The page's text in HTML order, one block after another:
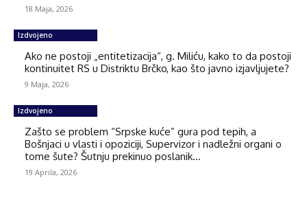
18 Maja, 2026
Izdvojeno
Ako ne postoji „entitetizacija“, g. Miliću, kako to da postoji
kontinuitet RS u Distriktu Brčko, kao što javno izjavljujete?
9 Maja, 2026
Izdvojeno
Zašto se problem “Srpske kuće” gura pod tepih, a
Bošnjaci u vlasti i opoziciji, Supervizor i nadležni organi o
tome šute? Šutnju prekinuo poslanik...
19 Aprila, 2026